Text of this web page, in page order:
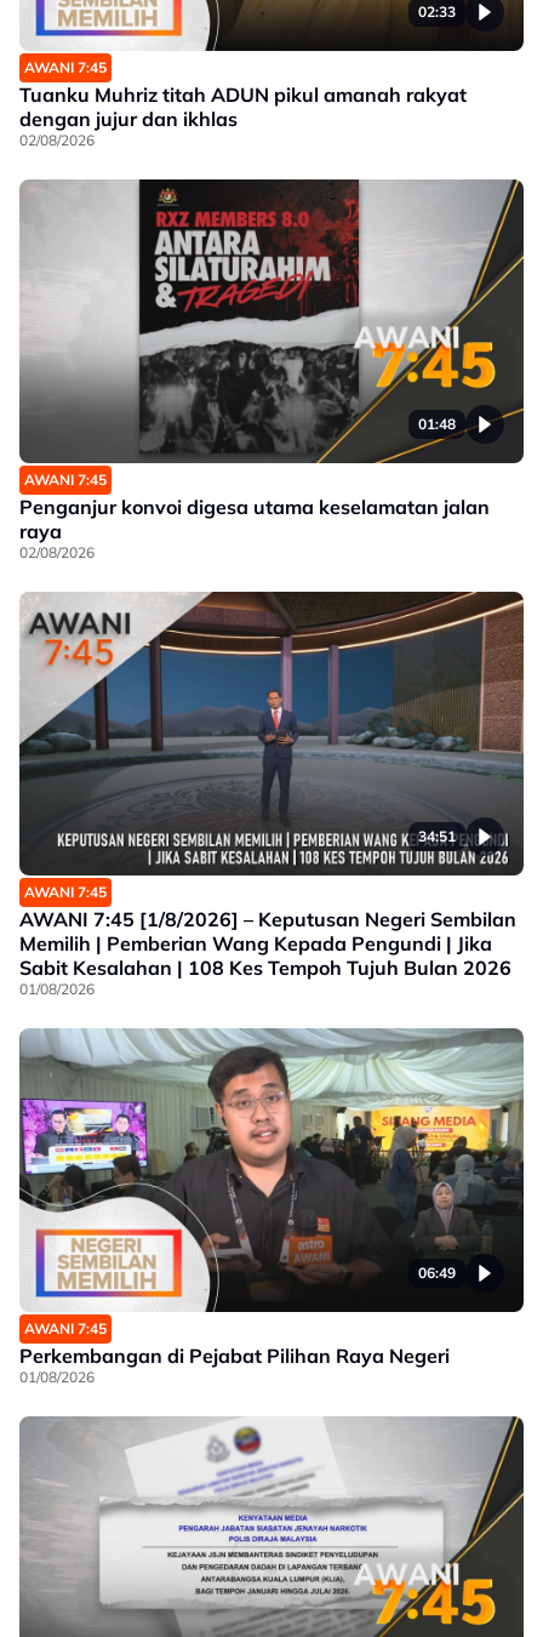
02:33
AWANI 7:45
Tuanku Muhriz titah ADUN pikul amanah rakyat
dengan jujur dan ikhlas
02/08/2026
01:48
AWANI 7:45
Penganjur konvoi digesa utama keselamatan jalan
raya
02/08/2026
34:51
AWANI 7:45
AWANI 7:45 [1/8/2026] – Keputusan Negeri Sembilan
Memilih | Pemberian Wang Kepada Pengundi | Jika
Sabit Kesalahan | 108 Kes Tempoh Tujuh Bulan 2026
01/08/2026
06:49
AWANI 7:45
Perkembangan di Pejabat Pilihan Raya Negeri
01/08/2026